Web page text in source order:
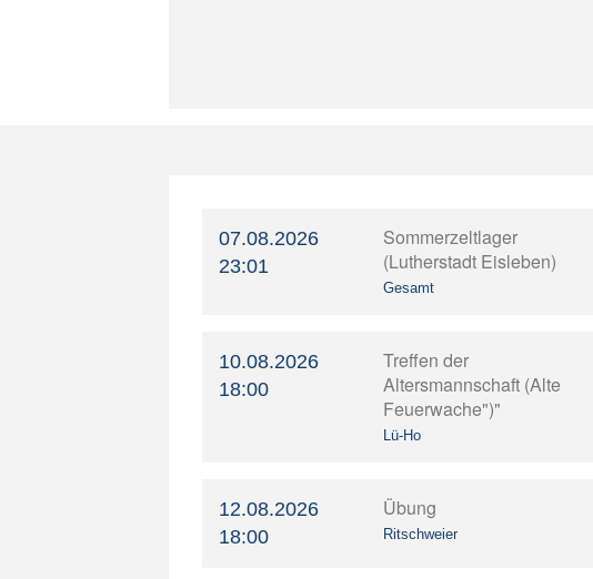
07.08.2026
23:01
Sommerzeltlager
(Lutherstadt Eisleben)
Gesamt
10.08.2026
18:00
Treffen der
Altersmannschaft (Alte
Feuerwache")"
Lü-Ho
12.08.2026
18:00
Übung
Ritschweier